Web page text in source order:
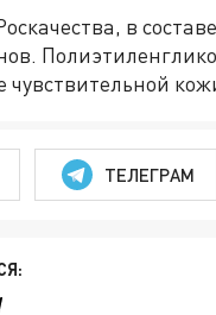
в
чувствительной
ТЕЛЕГРАМ